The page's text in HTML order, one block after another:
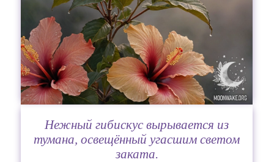
Нежный гибискус вырывается из
тумана, освещённый угасшим светом
заката.